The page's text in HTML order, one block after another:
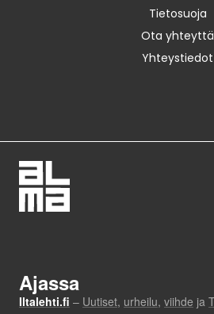
Tietosuoja
Ota yhteyttä
Yhteystiedot